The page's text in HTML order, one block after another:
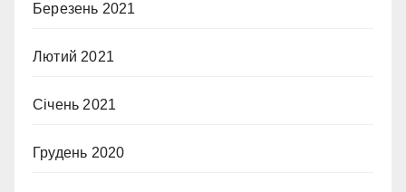
Березень 2021
Лютий 2021
Січень 2021
Грудень 2020